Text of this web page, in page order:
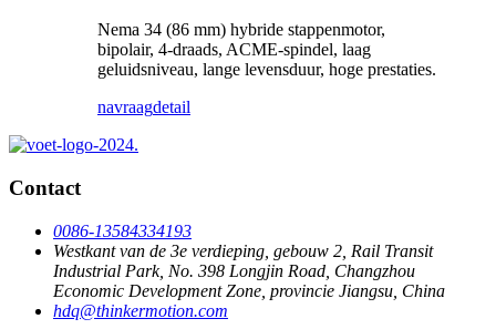
Nema 34 (86 mm) hybride stappenmotor,
bipolair, 4-draads, ACME-spindel, laag
geluidsniveau, lange levensduur, hoge prestaties.
navraagdetail
Contact
0086-13584334193
Westkant van de 3e verdieping, gebouw 2, Rail Transit
Industrial Park, No. 398 Longjin Road, Changzhou
Economic Development Zone, provincie Jiangsu, China
hdq@thinkermotion.com